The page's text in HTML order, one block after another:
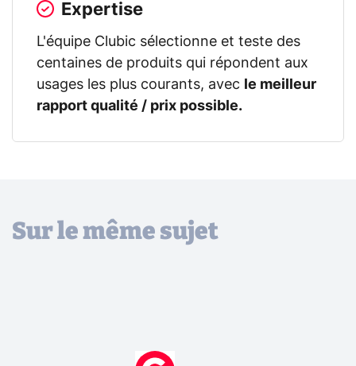
Expertise
L'équipe Clubic sélectionne et teste des
centaines de produits qui répondent aux
usages les plus courants, avec
le meilleur
rapport qualité / prix possible.
Sur le même sujet